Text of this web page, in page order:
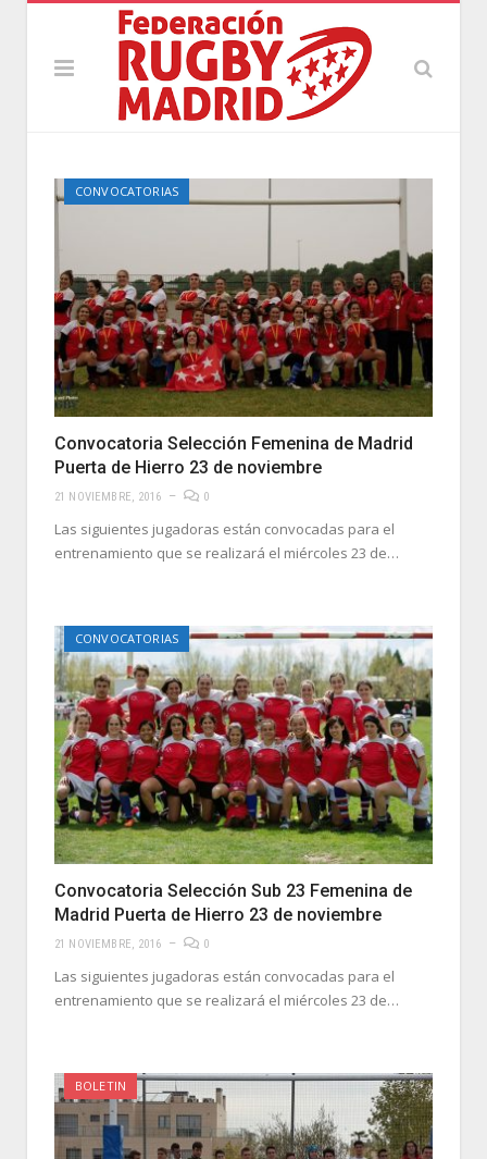
CONVOCATORIAS
Convocatoria Selección Femenina de Madrid
Puerta de Hierro 23 de noviembre
21 NOVIEMBRE, 2016 0
Las siguientes jugadoras están convocadas para el
entrenamiento que se realizará el miércoles 23 de…
CONVOCATORIAS
Convocatoria Selección Sub 23 Femenina de
Madrid Puerta de Hierro 23 de noviembre
21 NOVIEMBRE, 2016 0
Las siguientes jugadoras están convocadas para el
entrenamiento que se realizará el miércoles 23 de…
BOLETIN